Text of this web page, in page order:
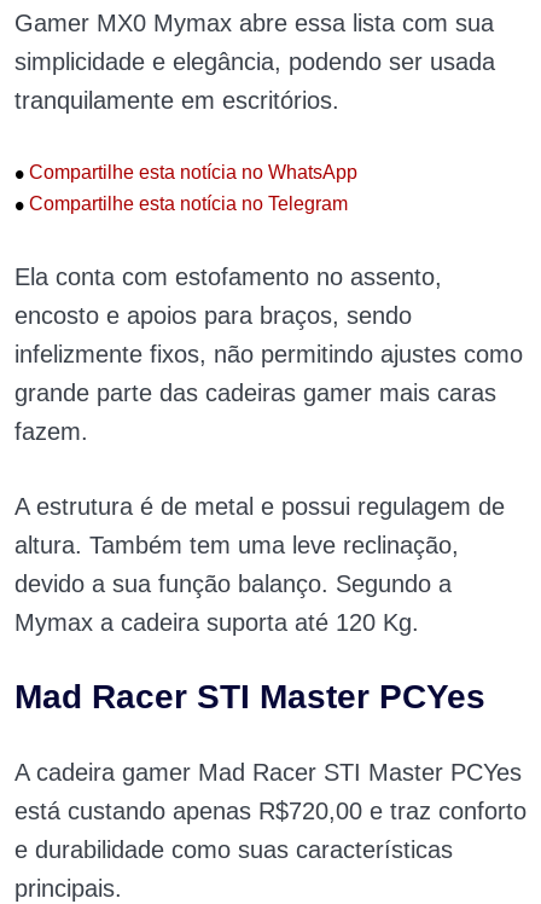
Gamer MX0 Mymax abre essa lista com sua
simplicidade e elegância, podendo ser usada
tranquilamente em escritórios.
• Compartilhe esta notícia no WhatsApp
• Compartilhe esta notícia no Telegram
Ela conta com estofamento no assento,
encosto e apoios para braços, sendo
infelizmente fixos, não permitindo ajustes como
grande parte das cadeiras gamer mais caras
fazem.
A estrutura é de metal e possui regulagem de
altura. Também tem uma leve reclinação,
devido a sua função balanço. Segundo a
Mymax a cadeira suporta até 120 Kg.
Mad Racer STI Master PCYes
A cadeira gamer Mad Racer STI Master PCYes
está custando apenas R$720,00 e traz conforto
e durabilidade como suas características
principais.